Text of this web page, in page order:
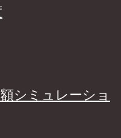
シミュレーショ